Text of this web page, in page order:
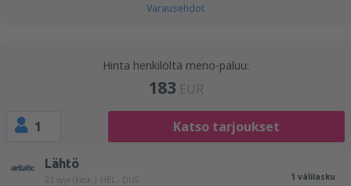
Varausehdot
Hinta henkilöltä meno-paluu:
183 EUR
1 Katso tarjoukset
Lähtö
23 syys (kesk.) HEL - DUS 1 välilasku